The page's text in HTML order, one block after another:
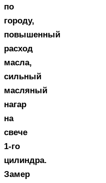
по
городу,
повышенный
расход
масла,
сильный
масляный
нагар
на
свече
1-го
цилиндра.
Замер